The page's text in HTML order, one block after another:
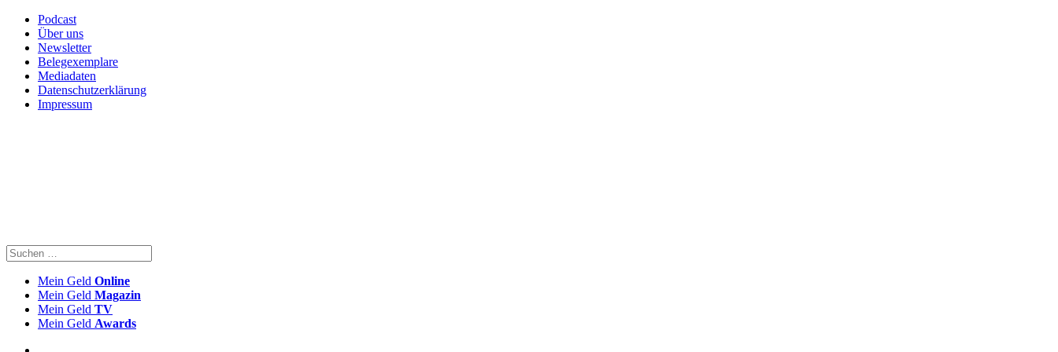
Podcast
Über uns
Newsletter
Belegexemplare
Mediadaten
Datenschutzerklärung
Impressum
Mein Geld Online
Mein Geld Magazin
Mein Geld TV
Mein Geld Awards